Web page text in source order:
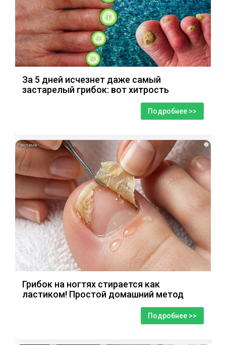
За 5 дней исчезнет даже самый
застарелый грибок: вот хитрость
Подробнее >>
i
Грибок на ногтях стирается как
ластиком! Простой домашний метод
Подробнее >>